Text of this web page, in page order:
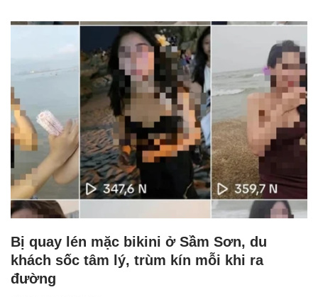
Bị quay lén mặc bikini ở Sầm Sơn, du
khách sốc tâm lý, trùm kín mỗi khi ra
đường